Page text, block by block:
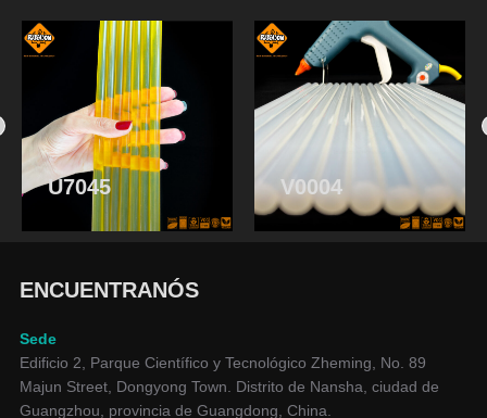
U7045 V0004
ENCUENTRANÓS
Sede
Edificio 2, Parque Científico y Tecnológico Zheming, No. 89
Majun Street, Dongyong Town. Distrito de Nansha, ciudad de
Guangzhou, provincia de Guangdong, China.